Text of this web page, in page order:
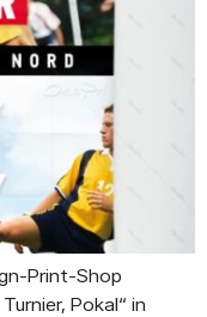
Print-Shop
Pokal“ in